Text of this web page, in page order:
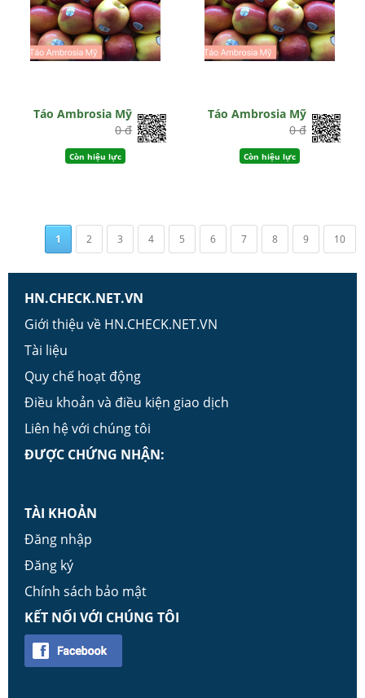
Táo Ambrosia Mỹ
0 đ
Còn hiệu lực
Táo Ambrosia Mỹ
0 đ
Còn hiệu lực
1 2 3 4 5 6 7 8 9 10
HN.CHECK.NET.VN
Giới thiệu về HN.CHECK.NET.VN
Tài liệu
Quy chế hoạt động
Điều khoản và điều kiện giao dịch
Liên hệ với chúng tôi
ĐƯỢC CHỨNG NHẬN:
TÀI KHOẢN
Đăng nhập
Đăng ký
Chính sách bảo mật
KẾT NỐI VỚI CHÚNG TÔI